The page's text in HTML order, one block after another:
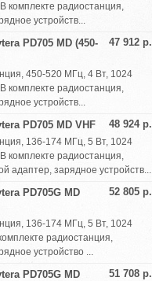
комплекте радиостанция,
устройств...
47 912 р.
PD705 MD (450-
450-520 МГц, 4 Вт, 1024
комплекте радиостанция,
устройств...
48 924 р.
PD705 MD VHF
136-174 МГц, 5 Вт, 1024
комплекте радиостанция,
адаптер, зарядное устройств...
52 805 р.
PD705G MD
136-174 МГц, 5 Вт, 1024
радиостанция,
устройство ...
51 708 р.
PD705G MD